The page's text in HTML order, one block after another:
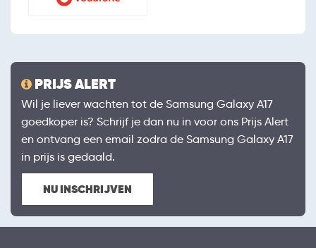
PRIJS ALERT
Wil je liever wachten tot de Samsung Galaxy A17
goedkoper is? Schrijf je dan nu in voor ons Prijs Alert
en ontvang een email zodra de Samsung Galaxy A17
in prijs is gedaald.
NU INSCHRIJVEN